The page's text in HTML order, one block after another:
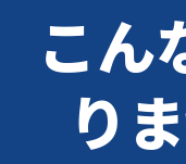
こん
り